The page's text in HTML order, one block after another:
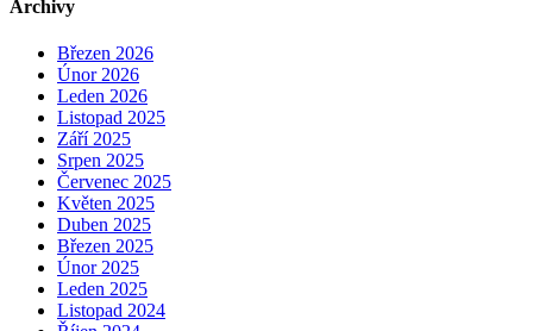
Archivy
Březen 2026
Únor 2026
Leden 2026
Listopad 2025
Září 2025
Srpen 2025
Červenec 2025
Květen 2025
Duben 2025
Březen 2025
Únor 2025
Leden 2025
Listopad 2024